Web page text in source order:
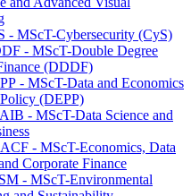
- MScT-Cybersecurity (CyS)
- MScT-Double Degree
(DDDF)
- MScT-Data and Economics
(DEPP)
- MScT-Data Science and
- MScT-Economics, Data
Corporate Finance
- MScT-Environmental